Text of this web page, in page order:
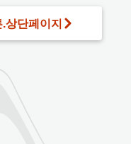
상단페이지